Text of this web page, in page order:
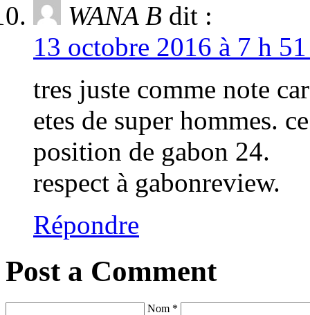
WANA B dit :
13 octobre 2016 à 7 h
tres juste comme note
etes de super hommes.
position de gabon 24.
respect à gabonreview.
Répondre
Post a Comment
Nom *